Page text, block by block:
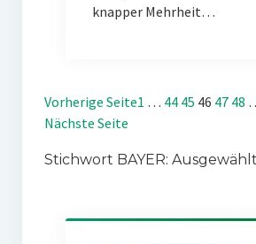
knapper Mehrheit…
Vorherige Seite1 … 44 45 46 47 48
Nächste Seite
Stichwort BAYER: